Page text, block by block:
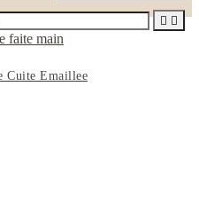
Cuite Emaillee
 